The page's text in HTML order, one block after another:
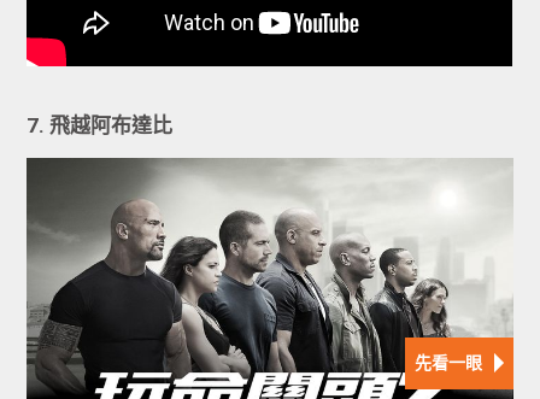
7. 飛越阿布達比